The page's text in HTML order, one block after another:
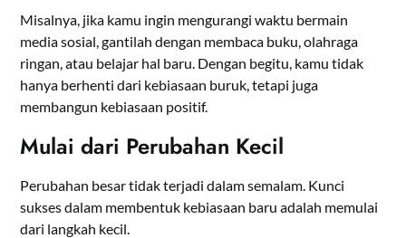
Misalnya, jika kamu ingin mengurangi waktu bermain
media sosial, gantilah dengan membaca buku, olahraga
ringan, atau belajar hal baru. Dengan begitu, kamu tidak
hanya berhenti dari kebiasaan buruk, tetapi juga
membangun kebiasaan positif.
Mulai dari Perubahan Kecil
Perubahan besar tidak terjadi dalam semalam. Kunci
sukses dalam membentuk kebiasaan baru adalah memulai
dari langkah kecil.